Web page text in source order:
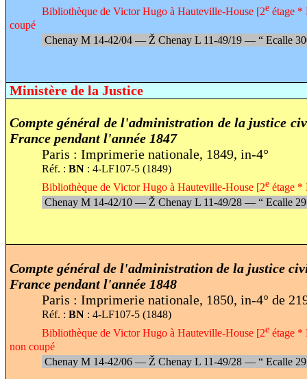
Bibliothèque de Victor Hugo à Hauteville-House [2eétage *
coupé
Chenay M 14-42/04 — Ž Chenay L 11-49/19 — “Ecalle
Ministère de la Justice
Compte général de l'administration de la justice
France pendant l'année 1847
Paris : Imprimerie nationale, 1849, in-4°
Réf. : BN: 4-LF107-5 (1849)
Bibliothèque de Victor Hugo à Hauteville-House [2eétage *
Chenay M 14-42/10 — Ž Chenay L 11-49/28 — “Ecalle
Compte général de l'administration de la justice
France pendant l'année 1848
Paris : Imprimerie nationale, 1850, in-4° de
Réf. : BN: 4-LF107-5 (1848)
Bibliothèque de Victor Hugo à Hauteville-House [2eétage *
non coupé
Chenay M 14-42/06 — Ž Chenay L 11-49/28 — “Ecalle